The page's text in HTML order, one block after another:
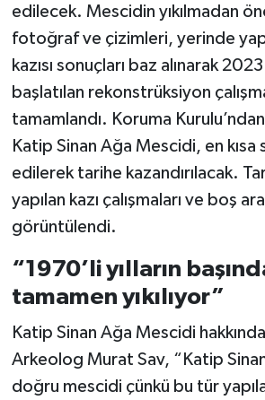
edilecek. Mescidin yıkılmadan
fotoğraf ve çizimleri, yerinde
kazısı sonuçları baz alınarak 2023
başlatılan rekonstrüksiyon
tamamlandı. Koruma Kurulu’ndan
Katip Sinan Ağa Mescidi, en kısa
edilerek tarihe kazandırılacak.
yapılan kazı çalışmaları ve boş
görüntülendi.
“1970’li yılların
tamamen yıkılıyor”
Katip Sinan Ağa Mescidi
Arkeolog Murat Sav, “Katip
doğru mescidi çünkü bu tür